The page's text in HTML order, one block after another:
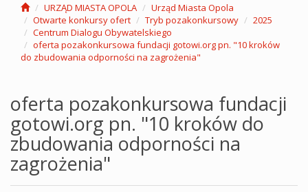
URZĄD MIASTA OPOLA
Urząd Miasta Opola
Otwarte konkursy ofert
Tryb pozakonkursowy
2025
Centrum Dialogu Obywatelskiego
oferta pozakonkursowa fundacji gotowi.org pn. "10 kroków
do zbudowania odporności na zagrożenia"
oferta pozakonkursowa fundacji
gotowi.org pn. "10 kroków do
zbudowania odporności na
zagrożenia"